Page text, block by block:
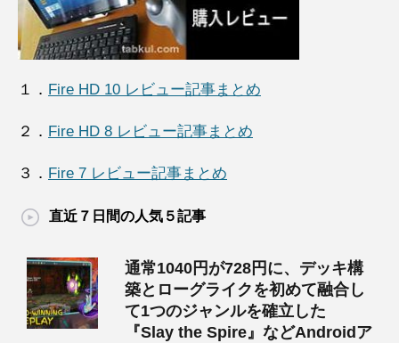
１． Fire HD 10 レビュー記事まとめ
２． Fire HD 8 レビュー記事まとめ
３． Fire 7 レビュー記事まとめ
直近７日間の人気５記事
通常1040円が728円に、デッキ構
築とローグライクを初めて融合し
て1つのジャンルを確立した
『Slay the Spire』などAndroidア